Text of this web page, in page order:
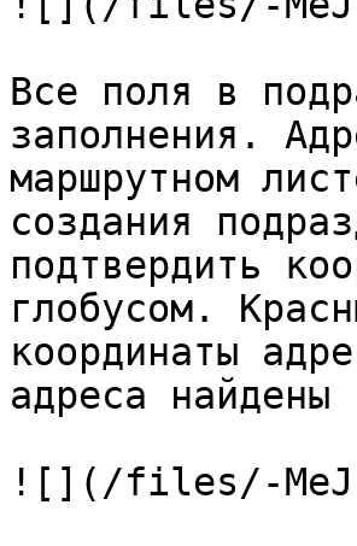
Все поля в
заполнения.
маршрутном
создания
подтвердить
глобусом.
координаты
адреса
![](/files/-